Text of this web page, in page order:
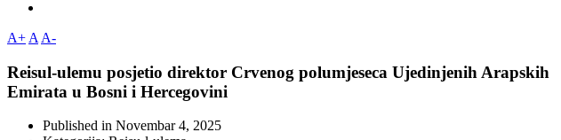
A+ A A-
Reisul-ulemu posjetio direktor Crvenog polumjeseca Ujedinjenih Arapskih
Emirata u Bosni i Hercegovini
Published in Novembar 4, 2025